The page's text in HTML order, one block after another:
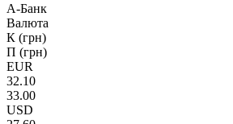
А-Банк
Валюта
К (грн)
П (грн)
EUR
32.10
33.00
USD